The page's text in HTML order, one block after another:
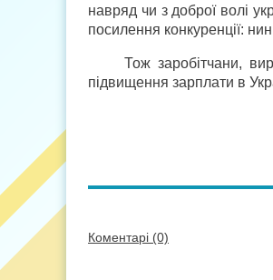
навряд чи з доброї волі
посилення конкуренції:
Тож заробітчани,
підвищення зарплати в
Коментарі (0)